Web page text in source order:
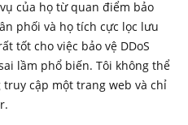
của họ từ quan điểm bảo
phối và họ tích cực lọc lưu
tốt cho việc bảo vệ DDoS
lầm phổ biến. Tôi không thể
cập một trang web và chỉ